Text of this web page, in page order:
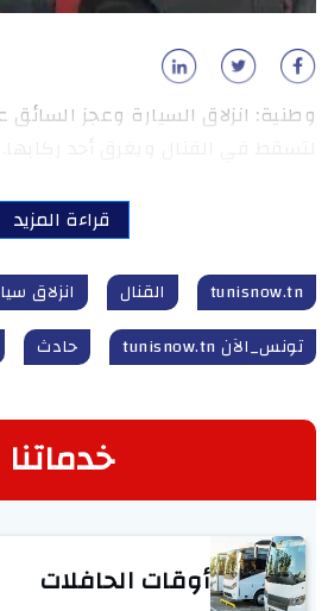
وطنية: انزلاق السيارة وعجز
قراءة المزيد
tunisnow.tn القنال انزلاق
تونس_الآن tunisnow.tn
حادث
خدماتنا
أوقات الحافلات